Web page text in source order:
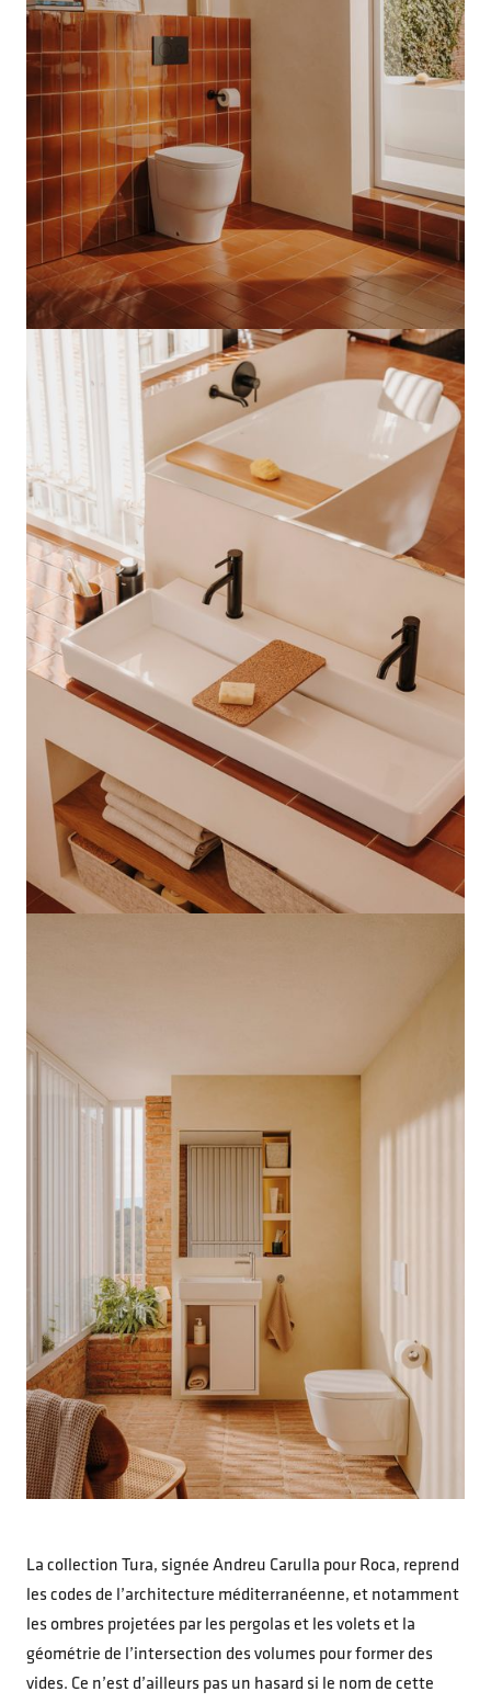
La collection Tura, signée Andreu Carulla pour Roca, reprend
les codes de l’architecture méditerranéenne, et notamment
les ombres projetées par les pergolas et les volets et la
géométrie de l’intersection des volumes pour former des
vides. Ce n’est d’ailleurs pas un hasard si le nom de cette